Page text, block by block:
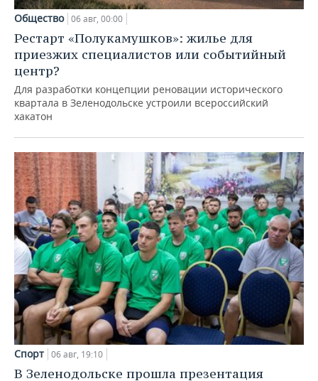
Общество 06 авг, 00:00
Рестарт «Полукамушков»: жилье для
приезжих специалистов или событийный
центр?
Для разработки концепции реновации исторического
квартала в Зеленодольске устроили всероссийский
хакатон
Спорт 06 авг, 19:10
В Зеленодольске прошла презентация